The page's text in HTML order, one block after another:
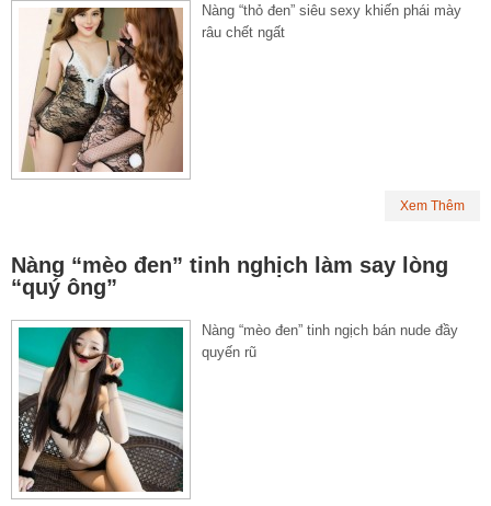
Nàng “thỏ đen” siêu sexy khiến phái mày
râu chết ngất
Xem Thêm
Nàng “mèo đen” tinh nghịch làm say lòng
“quý ông”
Nàng “mèo đen” tinh ngịch bán nude đầy
quyến rũ